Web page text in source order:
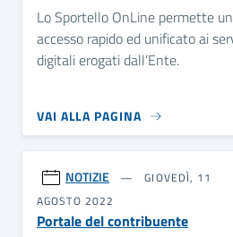
Lo Sportello OnLine permette un
accesso rapido ed unificato ai
digitali erogati dall’Ente.
VAI ALLA PAGINA
NOTIZIE
GIOVEDÌ, 11
AGOSTO 2022
Portale del contribuente